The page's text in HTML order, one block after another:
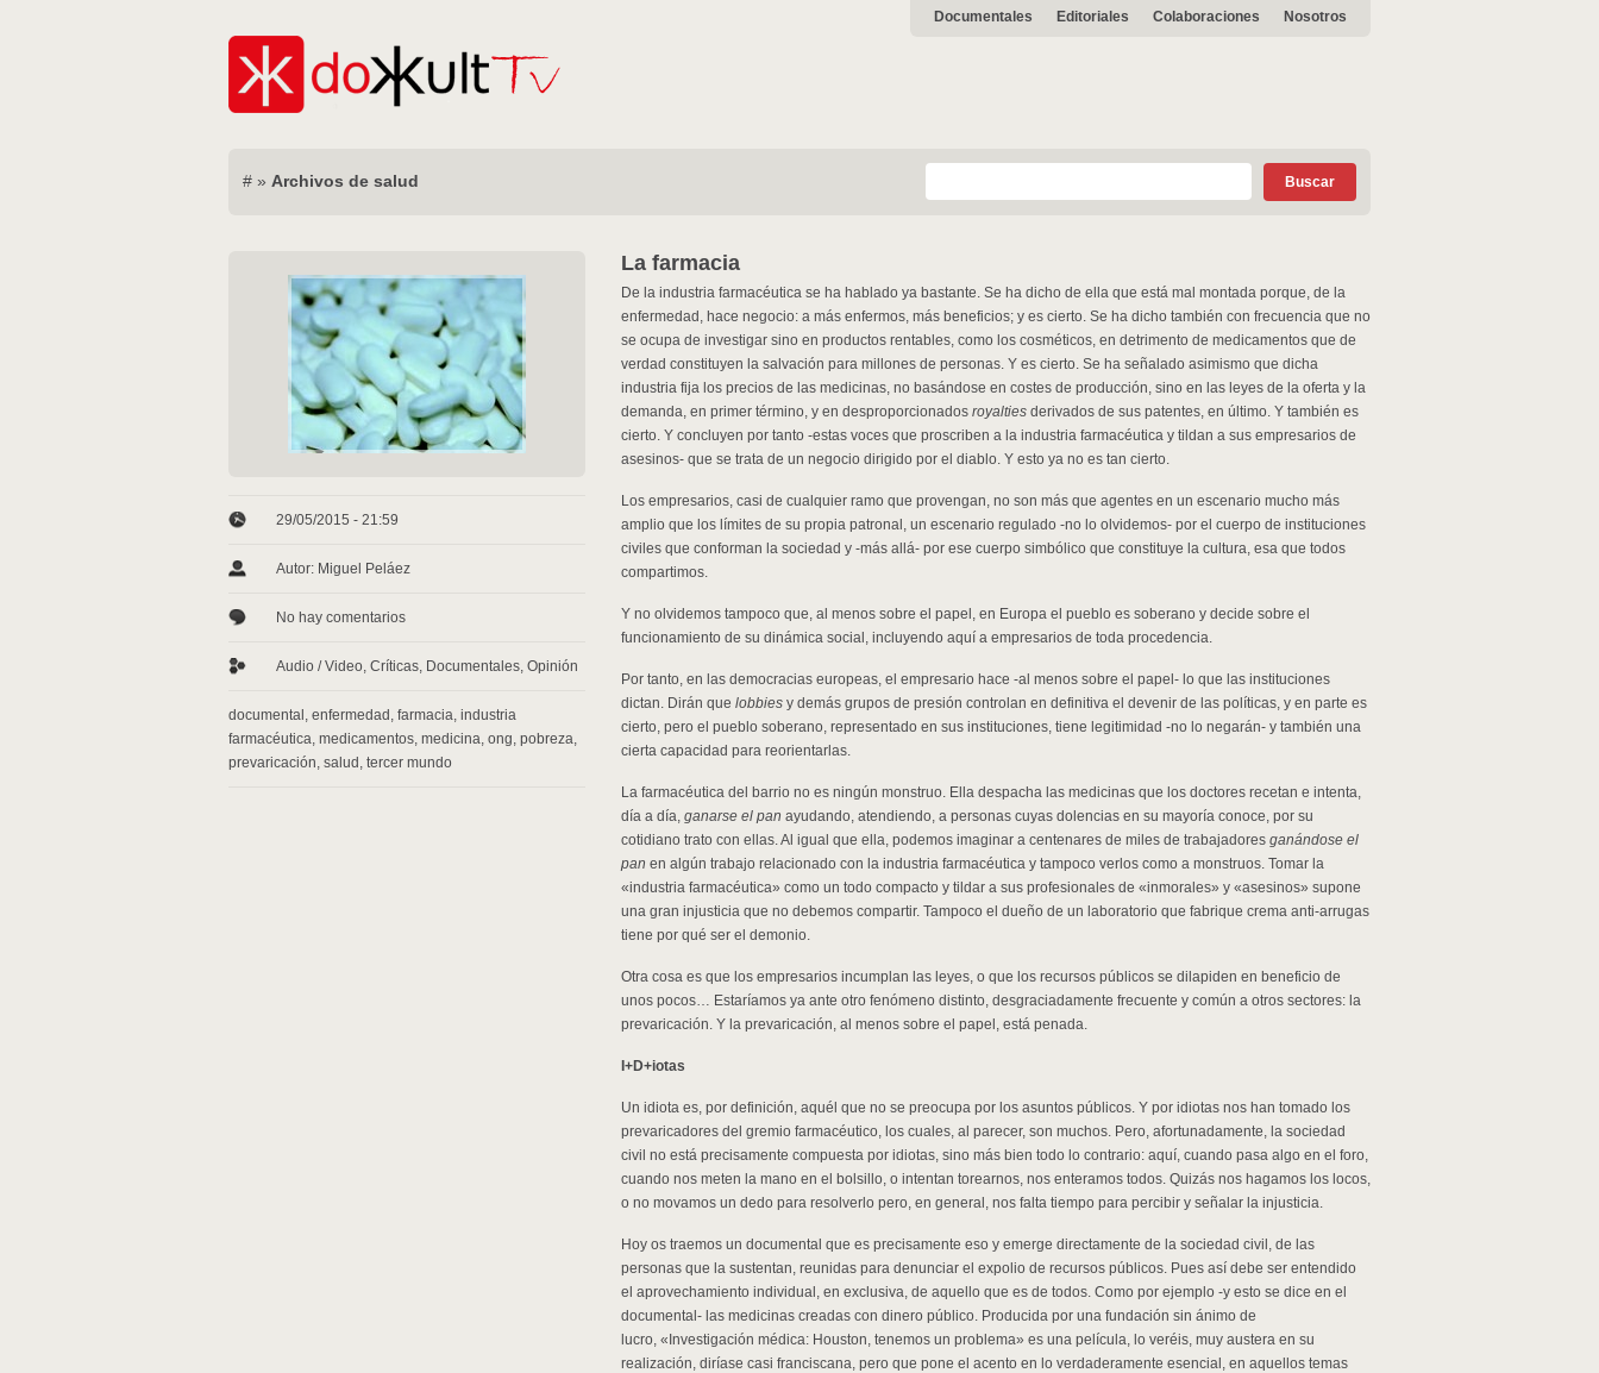
Documentales Editoriales Colaboraciones Nosotros
# » Archivos de salud
29/05/2015 - 21:59
Autor: Miguel Peláez
No hay comentarios
Audio / Video, Críticas, Documentales, Opinión
documental , enfermedad , farmacia, industria
farmacéutica, medicamentos, medicina, ong, pobreza,
prevaricación, salud , tercer mundo
La farmacia
De la industria farmacéutica se ha hablado ya bastante. Se ha dicho de ella que está mal montada porque, de la
enfermedad, hace negocio: a más enfermos, más beneficios; y es cierto. Se ha dicho también con frecuencia que no
se ocupa de investigar sino en productos rentables, como los cosméticos, en detrimento de medicamentos que de
verdad constituyen la salvación para millones de personas. Y es cierto. Se ha señalado asimismo que dicha
industria fija los precios de las medicinas, no basándose en costes de producción, sino en las leyes de la oferta y la
demanda, en primer término, y en desproporcionados royalties derivados de sus patentes, en último. Y también es
cierto. Y concluyen por tanto -estas voces que proscriben a la industria farmacéutica y tildan a sus empresarios de
asesinos- que se trata de un negocio dirigido por el diablo. Y esto ya no es tan cierto.
Los empresarios, casi de cualquier ramo que provengan, no son más que agentes en un escenario mucho más
amplio que los límites de su propia patronal, un escenario regulado -no lo olvidemos- por el cuerpo de instituciones
civiles que conforman la sociedad y -más allá- por ese cuerpo simbólico que constituye la cultura, esa que todos
compartimos.
Y no olvidemos tampoco que, al menos sobre el papel, en Europa el pueblo es soberano y decide sobre el
funcionamiento de su dinámica social, incluyendo aquí a empresarios de toda procedencia.
Por tanto, en las democracias europeas, el empresario hace -al menos sobre el papel- lo que las instituciones
dictan. Dirán que lobbies y demás grupos de presión controlan en definitiva el devenir de las políticas, y en parte es
cierto, pero el pueblo soberano, representado en sus instituciones, tiene legitimidad -no lo negarán- y también una
cierta capacidad para reorientarlas.
La farmacéutica del barrio no es ningún monstruo. Ella despacha las medicinas que los doctores recetan e intenta,
día a día, ganarse el pan ayudando, atendiendo, a personas cuyas dolencias en su mayoría conoce, por su
cotidiano trato con ellas. Al igual que ella, podemos imaginar a centenares de miles de trabajadores ganándose el
pan en algún trabajo relacionado con la industria farmacéutica y tampoco verlos como a monstruos. Tomar la
«industria farmacéutica» como un todo compacto y tildar a sus profesionales de «inmorales» y «asesinos» supone
una gran injusticia que no debemos compartir. Tampoco el dueño de un laboratorio que fabrique crema anti-arrugas
tiene por qué ser el demonio.
Otra cosa es que los empresarios incumplan las leyes, o que los recursos públicos se dilapiden en beneficio de
unos pocos… Estaríamos ya ante otro fenómeno distinto, desgraciadamente frecuente y común a otros sectores: la
prevaricación. Y la prevaricación, al menos sobre el papel, está penada.
I+D+iotas
Un idiota es, por definición, aquél que no se preocupa por los asuntos públicos. Y por idiotas nos han tomado los
prevaricadores del gremio farmacéutico, los cuales, al parecer, son muchos. Pero, afortunadamente, la sociedad
civil no está precisamente compuesta por idiotas, sino más bien todo lo contrario: aquí, cuando pasa algo en el foro,
cuando nos meten la mano en el bolsillo, o intentan torearnos, nos enteramos todos. Quizás nos hagamos los locos,
o no movamos un dedo para resolverlo pero, en general, nos falta tiempo para percibir y señalar la injusticia.
Hoy os traemos un documental que es precisamente eso y emerge directamente de la sociedad civil, de las
personas que la sustentan, reunidas para denunciar el expolio de recursos públicos. Pues así debe ser entendido
el aprovechamiento individual, en exclusiva, de aquello que es de todos. Como por ejemplo -y esto se dice en el
documental- las medicinas creadas con dinero público. Producida por una fundación sin ánimo de
lucro, «Investigación médica: Houston, tenemos un problema» es una película, lo veréis, muy austera en su
realización, diríase casi franciscana, pero que pone el acento en lo verdaderamente esencial, en aquellos temas